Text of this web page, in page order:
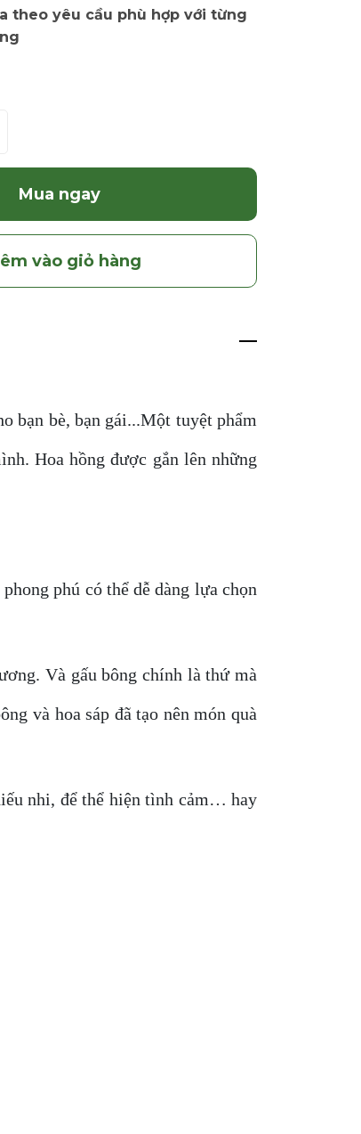
theo yêu cầu phù hợp với từng
Mua ngay
vào giỏ hàng
bạn bè, bạn gái...Một tuyệt phẩm
Hoa hồng được gắn lên những
phú có thể dễ dàng lựa chọn
Và gấu bông chính là thứ mà
và hoa sáp đã tạo nên món quà
nhi, để thể hiện tình cảm… hay